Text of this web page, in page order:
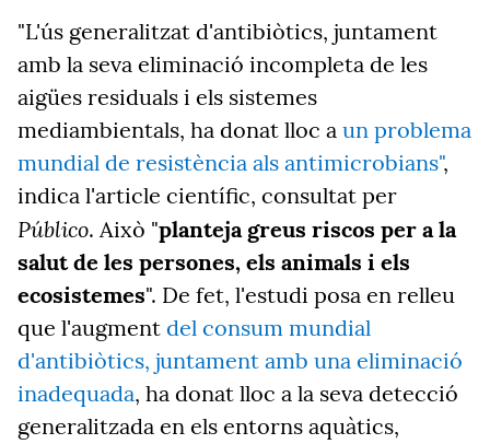
"L'ús generalitzat d'antibiòtics, juntament
amb la seva eliminació incompleta de les
aigües residuals i els sistemes
mediambientals, ha donat lloc a un problema
mundial de resistència als antimicrobians",
indica l'article científic, consultat per
Público. Això "planteja greus riscos per a la
salut de les persones, els animals i els
ecosistemes". De fet, l'estudi posa en relleu
que l'augment del consum mundial
d'antibiòtics, juntament amb una eliminació
inadequada, ha donat lloc a la seva detecció
generalitzada en els entorns aquàtics,